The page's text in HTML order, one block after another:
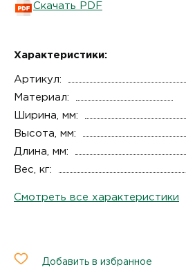
Скачать PDF
Характеристики:
Артикул:
Материал:
Ширина, мм:
Высота, мм:
Длина, мм:
Вес, кг:
Смотреть все характеристики
Добавить в избранное